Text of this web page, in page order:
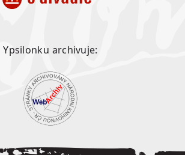
Ypsilonku archivuje: